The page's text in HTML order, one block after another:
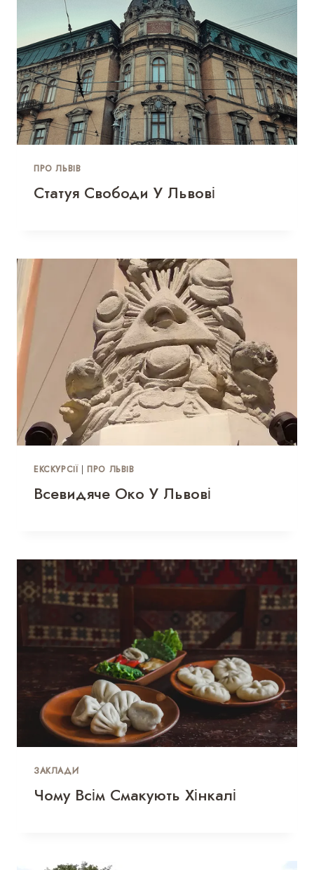
ПРО ЛЬВІВ
Статуя Свободи У Львові
ЕКСКУРСІЇ|ПРО ЛЬВІВ
Всевидяче Око У Львові
ЗАКЛАДИ
Чому Всім Смакують Хінкалі